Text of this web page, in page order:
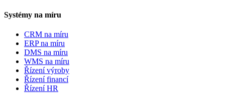
Systémy na míru
CRM na míru
ERP na míru
DMS na míru
WMS na míru
Řízení výroby
Řízení financí
Řízení HR